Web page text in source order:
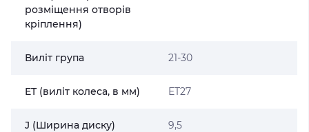
розміщення отворів
кріплення)
Виліт група 21-30
ET (виліт колеса, в мм) ET27
J (Ширина диску) 9,5